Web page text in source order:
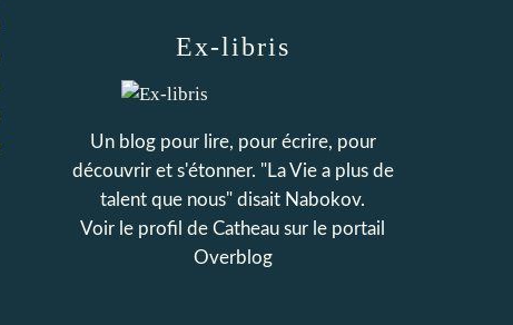
Ex-libris
Un blog pour lire, pour écrire, pour
découvrir et s'étonner. "La Vie a plus de
talent que nous" disait Nabokov.
Voir le profil de Catheau sur le portail
Overblog